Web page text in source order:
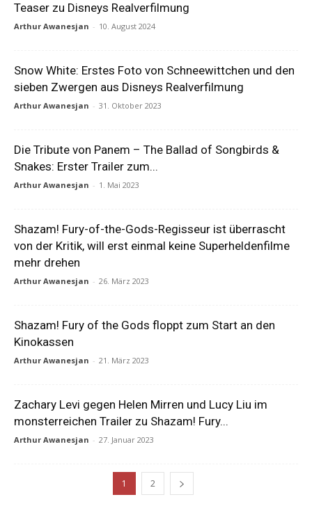
Teaser zu Disneys Realverfilmung
Arthur Awanesjan - 10. August 2024
Snow White: Erstes Foto von Schneewittchen und den
sieben Zwergen aus Disneys Realverfilmung
Arthur Awanesjan - 31. Oktober 2023
Die Tribute von Panem – The Ballad of Songbirds &
Snakes: Erster Trailer zum...
Arthur Awanesjan - 1. Mai 2023
Shazam! Fury-of-the-Gods-Regisseur ist überrascht
von der Kritik, will erst einmal keine Superheldenfilme
mehr drehen
Arthur Awanesjan - 26. März 2023
Shazam! Fury of the Gods floppt zum Start an den
Kinokassen
Arthur Awanesjan - 21. März 2023
Zachary Levi gegen Helen Mirren und Lucy Liu im
monsterreichen Trailer zu Shazam! Fury...
Arthur Awanesjan - 27. Januar 2023
1 2